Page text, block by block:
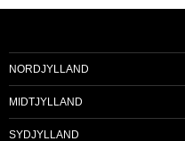
NORDJYLLAND
MIDTJYLLAND
SYDJYLLAND